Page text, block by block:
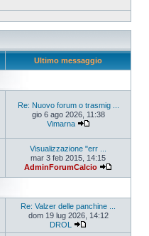
Ultimo messaggio
Re: Nuovo forum o trasmig ...
gio 6 ago 2026, 11:38
Vimarna
Visualizzazione "err ...
mar 3 feb 2015, 14:15
AdminForumCalcio
Re: Valzer delle panchine ...
dom 19 lug 2026, 14:12
DROL